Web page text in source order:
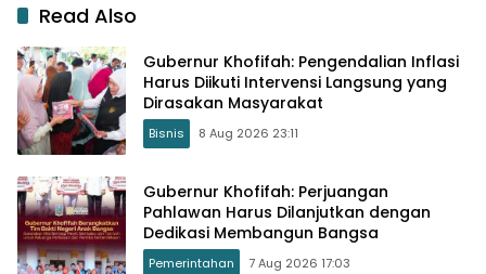
Read Also
Gubernur Khofifah: Pengendalian Inflasi
Harus Diikuti Intervensi Langsung yang
Dirasakan Masyarakat
Bisnis 8 Aug 2026 23:11
Gubernur Khofifah: Perjuangan
Pahlawan Harus Dilanjutkan dengan
Dedikasi Membangun Bangsa
Pemerintahan 7 Aug 2026 17:03